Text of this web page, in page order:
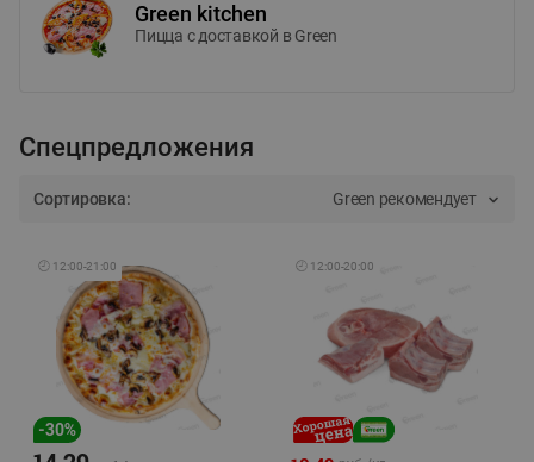
Green kitchen
Пицца c доставкой в Green
Спецпредложения
Сортировка: Green рекомендует
🕘 12:00-21:00
-30%
🕘 12:00-20:00